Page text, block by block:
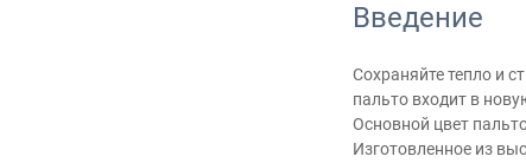
Введение
Сохраняйте тепло и
пальто входит в
Основной цвет
Изготовленное из